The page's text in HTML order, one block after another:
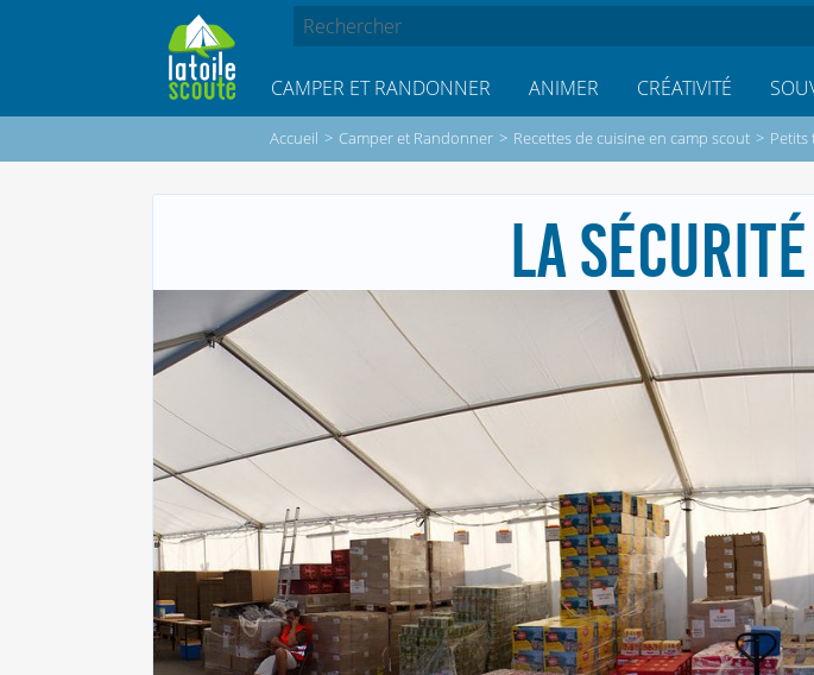
CAMPER ET RANDONNER ANIMER CRÉATIVITÉ
Accueil > Camper et Randonner > Recettes de cuisine en camp scout > Petits
LA